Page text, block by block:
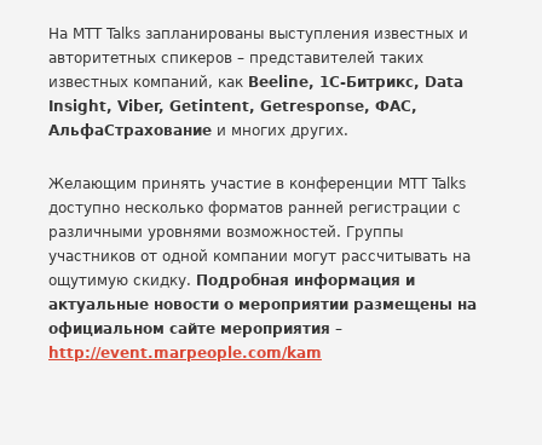
На MTT Talks запланированы выступления известных и
авторитетных спикеров – представителей таких
известных компаний, как Beeline, 1C-Битрикс, Data
Insight, Viber, Getintent, Getresponse, ФАС,
АльфаСтрахование и многих других.
Желающим принять участие в конференции MTT Talks
доступно несколько форматов ранней регистрации с
различными уровнями возможностей. Группы
участников от одной компании могут рассчитывать на
ощутимую скидку. Подробная информация и
актуальные новости о мероприятии размещены на
официальном сайте мероприятия –
http://event.marpeople.com/kam